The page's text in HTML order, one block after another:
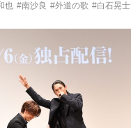
也 #南沙良 #外道の歌 #白石晃士